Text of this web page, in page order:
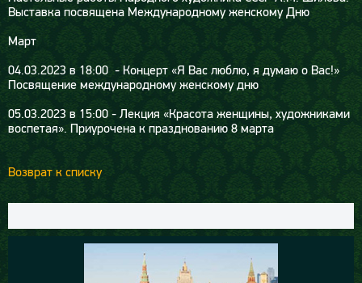
Выставка посвящена Международному женскому Дню
Март
04.03.2023 в 18:00 - Концерт «Я Вас люблю, я думаю о Вас!»
Посвящение международному женскому дню
05.03.2023 в 15:00 - Лекция «Красота женщины, художниками
воспетая». Приурочена к празднованию 8 марта
Возврат к списку